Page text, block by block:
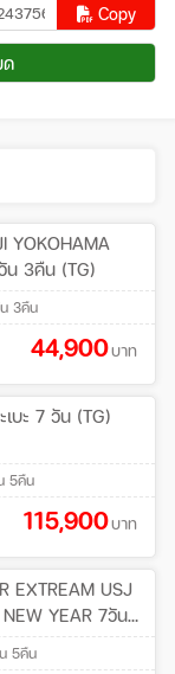
Copy
YOKOHAMA
น 3คืน (TG)
3คืน
44,900บาท
บะ 7 วัน (TG)
5คืน
115,900บาท
YEAR 7วัน
5คืน